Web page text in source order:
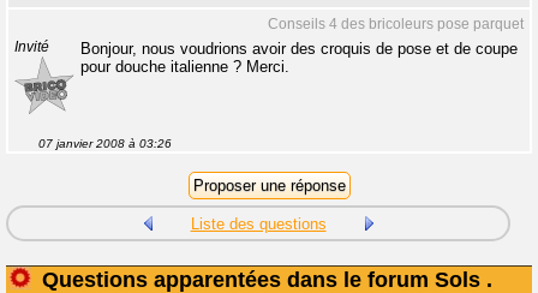
Conseils 4 des bricoleurs pose parquet
Invité
Bonjour, nous voudrions avoir des croquis de pose et de coupe
pour douche italienne ? Merci.
07 janvier 2008 à 03:26
Liste des questions
Questions apparentées dans le forum Sols .